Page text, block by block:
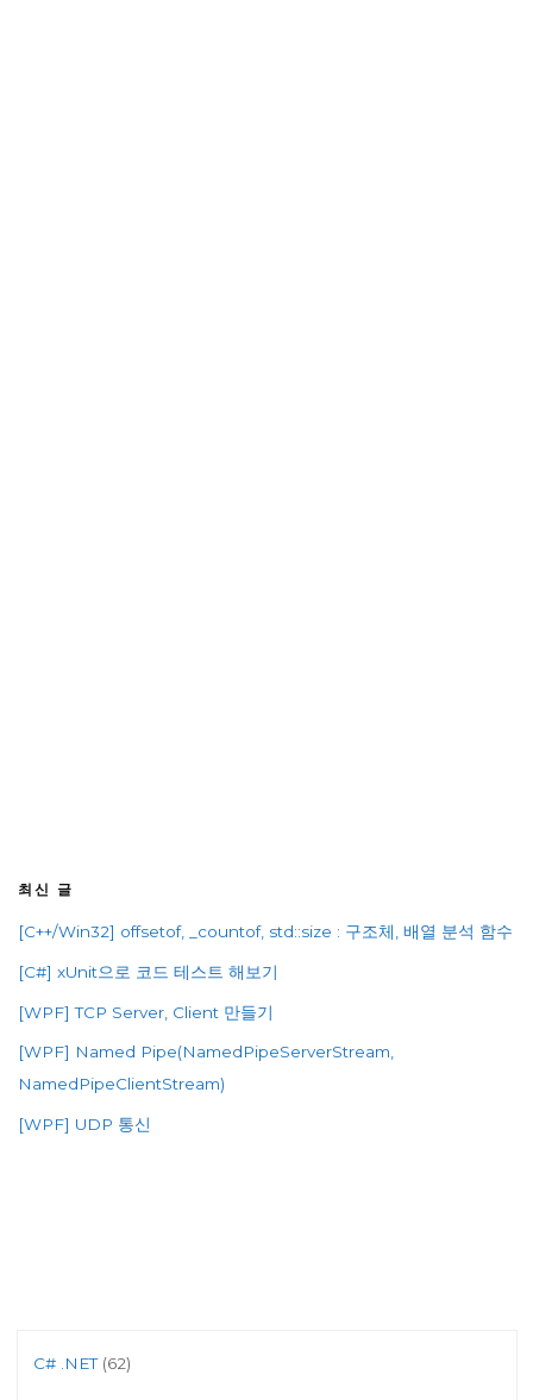
최신 글
[C++/Win32] offsetof, _countof, std::size : 구조체, 배열 분석 함수
[C#] xUnit으로 코드 테스트 해보기
[WPF] TCP Server, Client 만들기
[WPF] Named Pipe(NamedPipeServerStream,
NamedPipeClientStream)
[WPF] UDP 통신
C# .NET(62)